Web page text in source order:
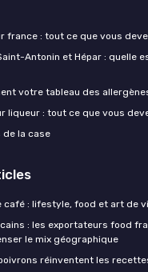
france : tout ce que vous
Antonin et Hépar : quelle
votre tableau des
liqueur : tout ce que vous
de la case
café : lifestyle, food et art de
: les exportateurs food
le mix géographique
réinventent les